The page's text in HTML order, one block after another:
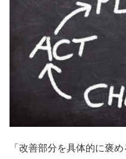
「改善部分を具体的に褒